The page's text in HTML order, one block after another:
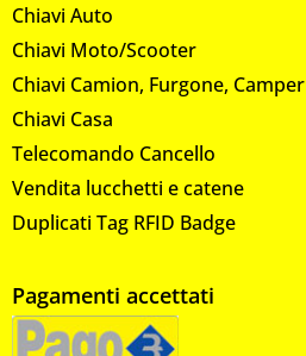
Chiavi Auto
Chiavi Moto/Scooter
Chiavi Camion, Furgone, Camper
Chiavi Casa
Telecomando Cancello
Vendita lucchetti e catene
Duplicati Tag RFID Badge
Pagamenti accettati